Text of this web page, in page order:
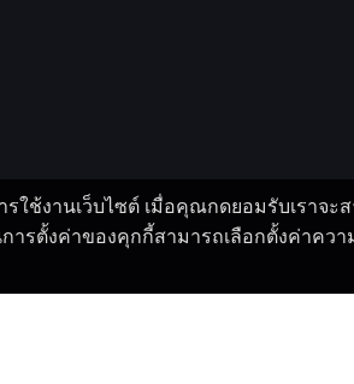
ช้งานเว็บไซต์ เมื่อคุณกดยอมรับเราจะ
รตั้งค่าของคุกกี้สามารถเลือกตั้งค่าคว